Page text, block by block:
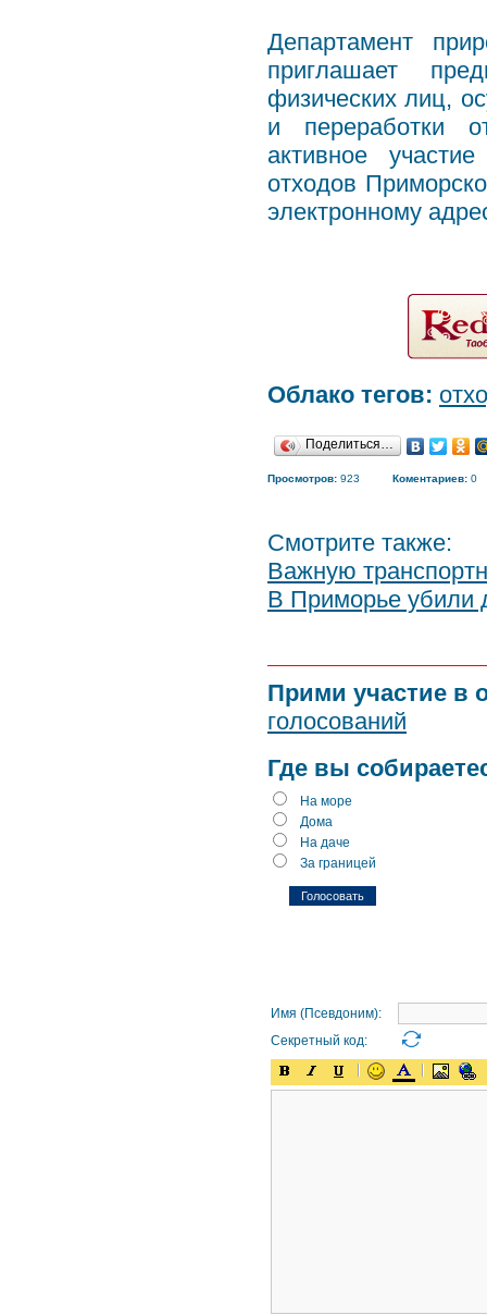
Департамент
приглашает
физических лиц,
и переработки
активное
отходов
электронному
Облако тегов:
Поделиться…
Просмотров: 923 Коментариев: 0
Смотрите также:
Важную
В Приморье убили
Прими участие в
голосований
Где вы
На море
Дома
На даче
За границей
Имя (Псевдоним):
Секретный код: